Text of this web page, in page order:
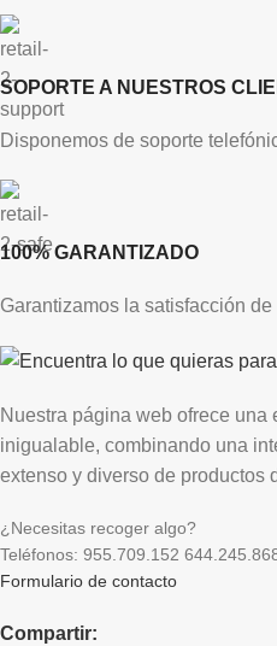
SOPORTE A NUESTROS
Disponemos de soporte
100% GARANTIZADO
Garantizamos la satisfacción
Nuestra página web ofrece una
inigualable, combinando una
extenso y diverso de productos
¿Necesitas recoger algo?
Teléfonos: 955.709.152
Formulario de contacto
Compartir: